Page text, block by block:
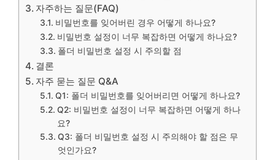
자주하는 질문(FAQ)
비밀번호를 잊어버린 경우 어떻게 하나요?
비밀번호 설정이 너무 복잡하면 어떻게 하나요?
폴더 비밀번호 설정 시 주의할 점
결론
자주 묻는 질문 Q&A
Q1: 폴더 비밀번호를 잊어버리면 어떻게 하나요?
Q2: 비밀번호 설정이 너무 복잡하면 어떻게 하나
요?
Q3: 폴더 비밀번호 설정 시 주의해야 할 점은 무
엇인가요?